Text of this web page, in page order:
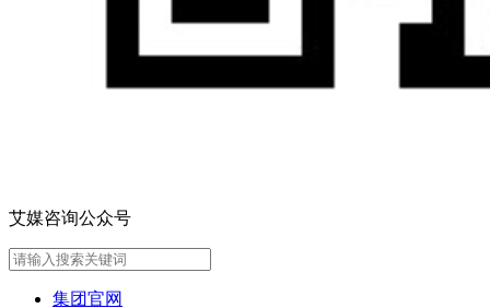
艾媒咨询公众号
集团官网